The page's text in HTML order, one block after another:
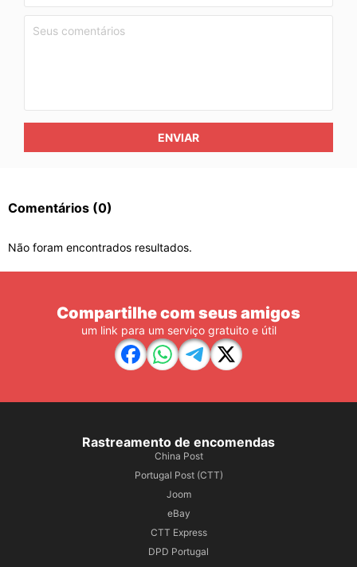
ENVIAR
Comentários (0)
Não foram encontrados resultados.
Compartilhe com seus amigos
um link para um serviço gratuito e útil
Rastreamento de encomendas
China Post
Portugal Post (CTT)
Joom
eBay
CTT Express
DPD Portugal